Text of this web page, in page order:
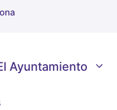
Ayuntamiento